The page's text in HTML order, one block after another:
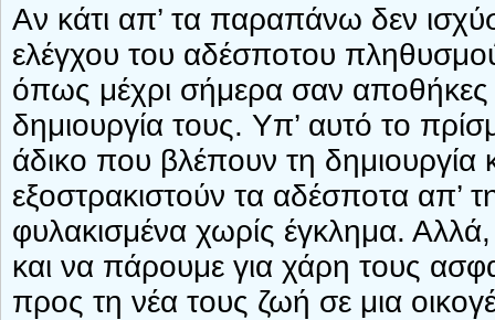
Αν κάτι απ’ τα παραπάνω δεν
ελέγχου του αδέσποτου
όπως μέχρι σήμερα σαν αποθήκες
δημιουργία τους. Υπ’ αυτό το
άδικο που βλέπουν τη
εξοστρακιστούν τα αδέσποτα απ’
φυλακισμένα χωρίς έγκλημα. Αλλά,
και να πάρουμε για χάρη τους
προς τη νέα τους ζωή σε μια